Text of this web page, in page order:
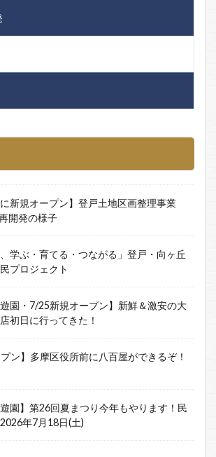
に新規オープン】登戸土地区画整理事業
開発の様子
、学ぶ・育てる・つながる」登戸・向ヶ丘
プロジェクト
遊園・7/25新規オープン】新鮮＆激安の大
初日に行ってきた！
ン】多摩区役所前に八百屋ができるぞ！
遊園】第26回夏まつり今年もやります！民
年7月18日(土)